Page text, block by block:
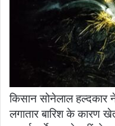
किसान सोनेलाल हल्दकार
लगातार बारिश के कारण